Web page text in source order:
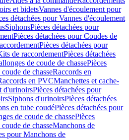
et bidetsVannes d'écoulement pour
détachées pour Vannes d'écoulement
SiphonsPièces détachées pour
Pièces détachées pour Coudes de
Pièces détachées pour
de raccordementPièces détachées
de coude de chassePièces
de chasseRaccords en
en PVCManchettes et cache-
d'urinoirsPièces détachées pour
Siphons d'urinoirsPièces détachées
en tube coudéPièces détachées pour
de coude de chassePièces
de chasseManchons de
pour Manchons de